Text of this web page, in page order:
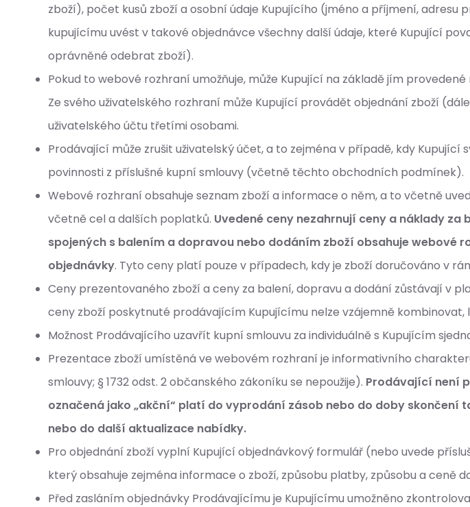
zboží), počet kusů zboží a osobní údaje Kupujícího (jméno a příjmení,
kupujícímu uvést v takové objednávce všechny další údaje, které Kupující
oprávněné odebrat zboží).
Pokud to webové rozhraní umožňuje, může Kupující na základě jím
Ze svého uživatelského rozhraní může Kupující provádět objednání zboží (dále
uživatelského účtu třetími osobami.
Prodávající může zrušit uživatelský účet, a to zejména v případě, kdy Kupující
povinnosti z příslušné kupní smlouvy (včetně těchto obchodních podmínek).
Webové rozhraní obsahuje seznam zboží a informace o něm, a to včetně
včetně cel a dalších poplatků. Uvedené ceny nezahrnují ceny a náklady
spojených s balením a dopravou nebo dodáním zboží obsahuje webové
objednávky. Tyto ceny platí pouze v případech, kdy je zboží doručováno v
Ceny prezentovaného zboží a ceny za balení, dopravu a dodání zůstávají v
ceny zboží poskytnuté prodávajícím Kupujícímu nelze vzájemně kombinovat,
Možnost Prodávajícího uzavřít kupní smlouvu za individuálně s Kupujícím
Prezentace zboží umístěná ve webovém rozhraní je informativního
smlouvy; § 1732 odst. 2 občanského zákoníku se nepoužije). Prodávající není
označená jako „akční“ platí do vyprodání zásob nebo do doby
nebo do další aktualizace nabídky.
Pro objednání zboží vyplní Kupující objednávkový formulář (nebo uvede
který obsahuje zejména informace o zboží, způsobu platby, způsobu a ceně
Před zasláním objednávky Prodávajícímu je Kupujícímu umožněno